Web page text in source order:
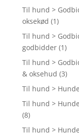
Til hund >
oksekød (1)
Til hund >
godbidder (1)
Til hund >
& oksehud (3)
Til hund >
Til hund >
(8)
Til hund >